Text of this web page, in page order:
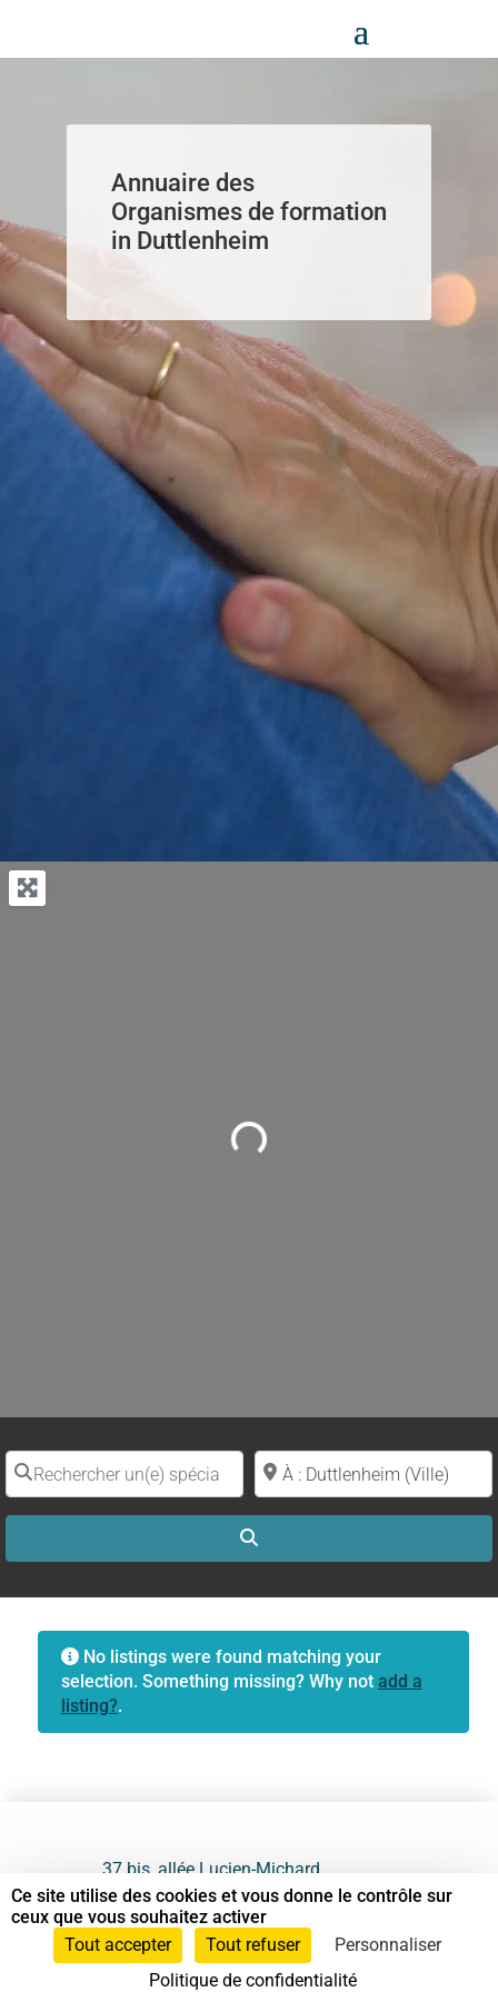
Annuaire des
Organismes de formation
in Duttlenheim
Loading...
Rechercher un(e) spécialiste par nomProche de (ville ou région)
No listings were found matching your
selection. Something missing? Why not add a
listing?.
37 bis, allée Lucien-Michard
93190 Livry-Gargan
06 61 87 28 09
Ce site utilise des cookies et vous donne le contrôle sur
ceux que vous souhaitez activer
Tout accepter
Tout refuser
Personnaliser
Politique de confidentialité